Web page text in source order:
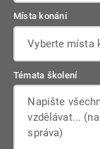
Místa konání
Vyberte místa
Témata školení